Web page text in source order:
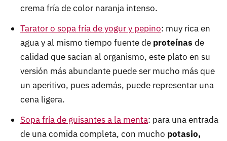
crema fría de color naranja intenso.
Tarator o sopa fría de yogur y pepino: muy rica en
agua y al mismo tiempo fuente de proteínas de
calidad que sacian al organismo, este plato en su
versión más abundante puede ser mucho más que
un aperitivo, pues además, puede representar una
cena ligera.
Sopa fría de guisantes a la menta: para una entrada
de una comida completa, con mucho potasio,